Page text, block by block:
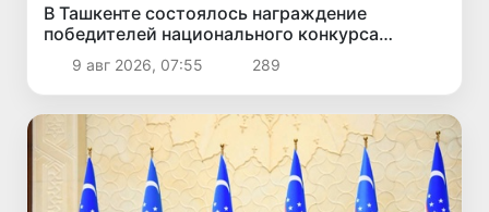
В Ташкенте состоялось награждение
победителей национального конкурса
профессионального мастерства «Созидатели
Нового Узбекистана
9 авг 2026, 07:55 289